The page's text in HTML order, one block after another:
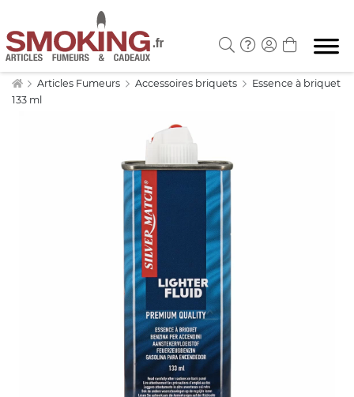
Articles Fumeurs Accessoires briquets
Essence à briquet
133 ml